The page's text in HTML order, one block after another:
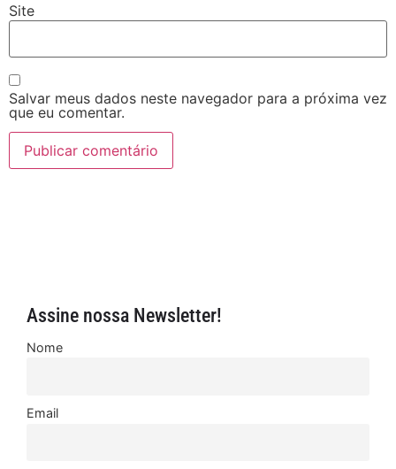
Site
Salvar meus dados neste navegador para a próxima vez
que eu comentar.
Assine nossa Newsletter!
Nome
Email